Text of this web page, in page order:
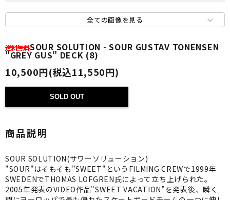
全ての画像を見る
SOUR SOLUTION - SOUR GUSTAV TONENSEN
"GREY GUS" DECK (8)
10,500円(税込11,550円)
SOLD OUT
商品説明
SOUR SOLUTION(サワーソリューション)
"SOUR"はそもそも"SWEET"というFILMING CREWで1999年
SWEDENでTHOMAS LOFGREN氏によって立ち上げられた。
2005年発表のVIDEO作品"SWEET VACATION”を発表後、瞬く